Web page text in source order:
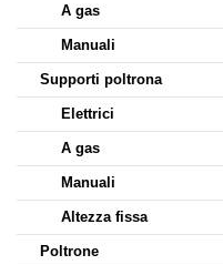
A gas
Manuali
Supporti poltrona
Elettrici
A gas
Manuali
Altezza fissa
Poltrone